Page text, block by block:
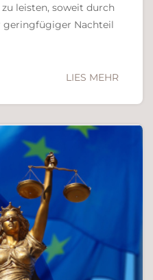
leisten, soweit durch
geringfügiger Nachteil
LIES MEHR